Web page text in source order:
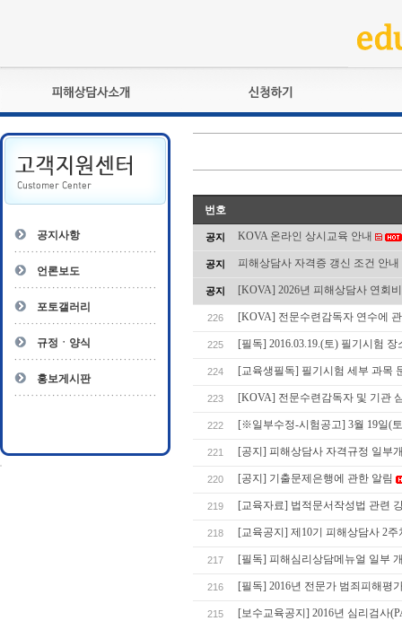
피해상담사란?
자격관리규정
상담사 자격증 확인
- 피해상담사 1급
- 전문수련감독자
- 전문수련기관
교육훈련
자격심사
자격복원
공지사항
언론보도
포토갤러리
규정ㆍ양식
홍보게시판
번호
공지 KOVA 온라인 상시교육 안내
공지 피해상담사 자격증 갱신 조건 안내
공지 [KOVA] 2026년 피해상담사 연회
226 [KOVA] 전문수련감독자 연수에
225 [필독] 2016.03.19.(토) 필기시험 장
224 [교육생필독] 필기시험 세부 과목
223 [KOVA] 전문수련감독자 및 기관
222 [※일부수정-시험공고] 3월 19일(
221 [공지] 피해상담사 자격규정 일부
220 [공지] 기출문제은행에 관한 알림
219 [교육자료] 법적문서작성법 관련
218 [교육공지] 제10기 피해상담사 2
217 [필독] 피해심리상담메뉴얼 일부
216 [필독] 2016년 전문가 범죄피해
215 [보수교육공지] 2016년 심리검사